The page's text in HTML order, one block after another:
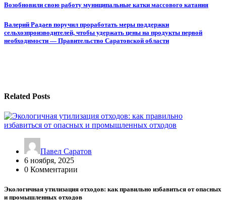
Навигация
по
записям
Возобновили свою работу муниципальные катки массового катания
Валерий Радаев поручил проработать меры поддержки
сельхозпроизводителей, чтобы удержать цены на продукты первой
необходимости — Правительство Саратовской области
Related Posts
Павел Саратов
6 ноября, 2025
0 Комментарии
Экологичная утилизация отходов: как правильно избавиться от опасных
и промышленных отходов